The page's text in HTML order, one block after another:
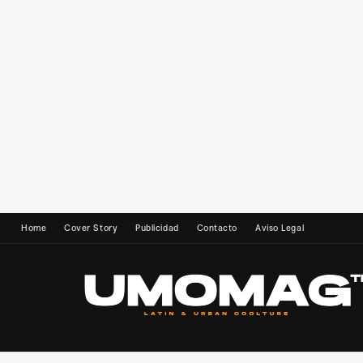
Home Cover Story Publicidad Contacto Aviso Legal